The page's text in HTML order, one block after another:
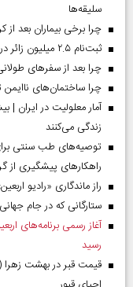
سلیقه‌ها
چرا برخی بیماران بعد از
ثبت‌نام ۲.۵ میلیون زائر در سماح | عبور ۱.۷ میلیون نفر از مرز‌های اربعین
چرا بعد از سفرهای
چرا ساختمان‌های
زندگی می‌کنند
توصیه‌های طب سنتی
راهکارهای پیشگیری از
راز ماندگاری «رادیو
ستارگانی که در جام جهانی ۲۰۲۶ بازی نکردند
رسید